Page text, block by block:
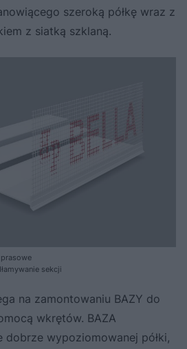
szeroką półkę wraz z
z siatką szklaną.
sekcji
na zamontowaniu BAZY do
wkrętów. BAZA
dobrze wypoziomowanej półki,